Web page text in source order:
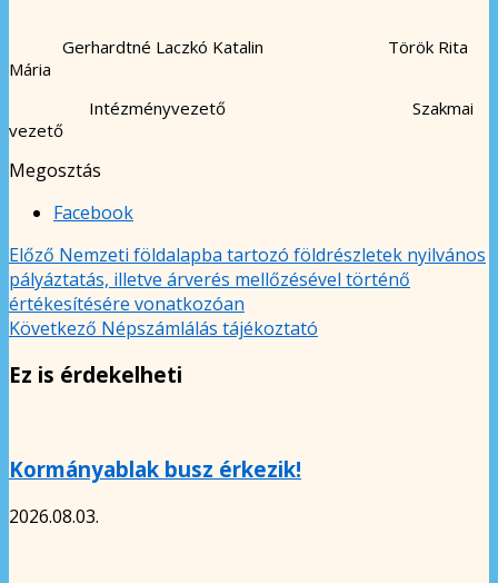
Gerhardtné Laczkó Katalin Török Rita
Mária
Intézményvezető Szakmai
vezető
Megosztás
Facebook
Előző Nemzeti földalapba tartozó földrészletek nyilvános
pályáztatás, illetve árverés mellőzésével történő
értékesítésére vonatkozóan
Következő Népszámlálás tájékoztató
Ez is érdekelheti
Kormányablak busz érkezik!
2026.08.03.